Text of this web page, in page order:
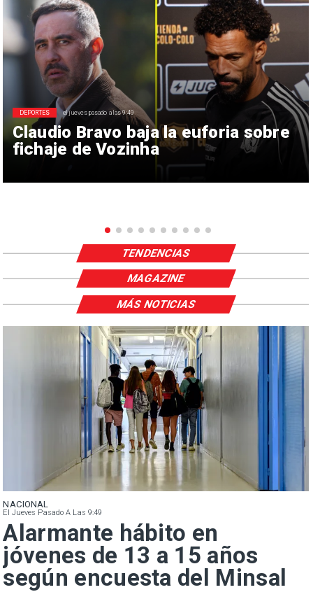
Claudio Bravo baja la euforia sobre
fichaje de Vozinha
DEPORTES el jueves pasado a las 9:49
TENDENCIAS
MAGAZINE
NACIONAL
El Jueves Pasado A Las 9:49
Alarmante hábito en
jóvenes de 13 a 15 años
según encuesta del Minsal
MÁS NOTICIAS